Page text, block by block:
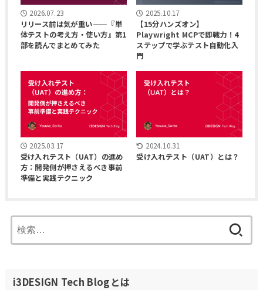
2026.07.23
リリース前は気が重い——『単
体テストの考え方・使い方』第1
部を読んでまとめてみた
2025.10.17
【15分ハンズオン】
Playwright MCPで即戦力！4
ステップで学ぶテスト自動化入
門
2025.03.17
受け入れテスト（UAT）の進め
方：開発側が押さえるべき事前
準備と実践テクニック
2024.10.31
受け入れテスト（UAT）とは？
索:
i3DESIGN Tech Blogとは